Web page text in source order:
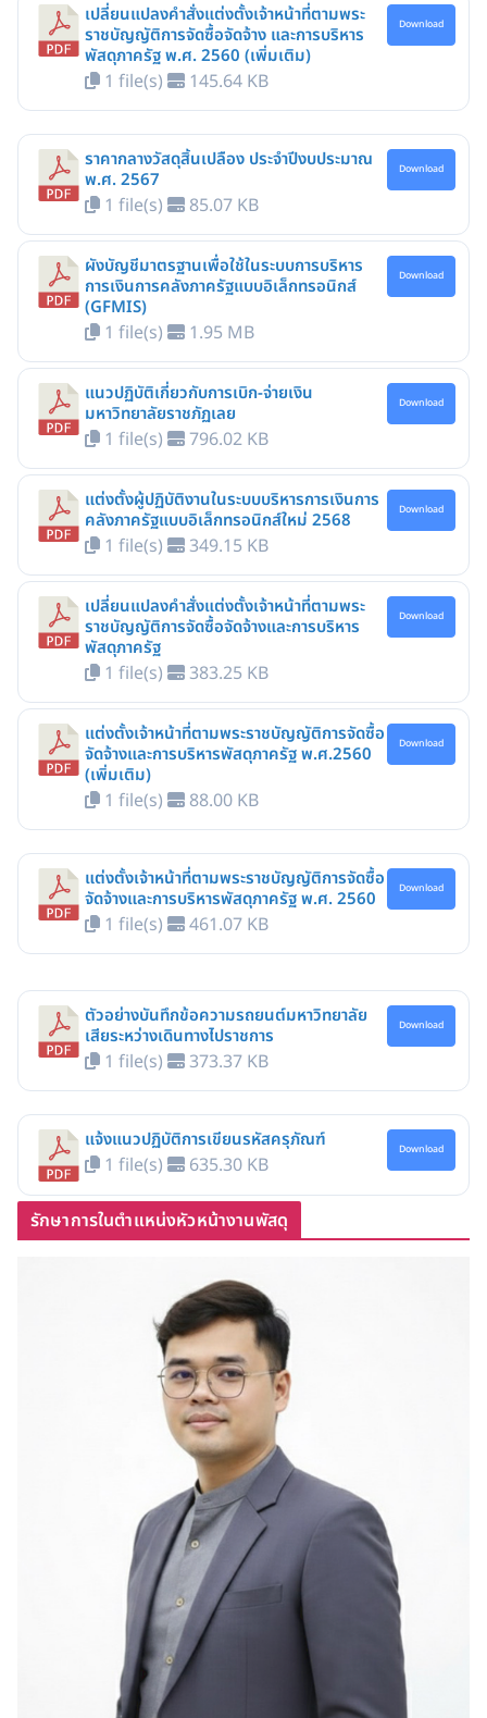
เปลี่ยนแปลงคำสั่งแต่งตั้งเจ้าหน้าที่ตามพระ
ราชบัญญัติการจัดซื้อจัดจ้าง และการบริหาร
พัสดุภาครัฐ พ.ศ. 2560 (เพิ่มเติม)
1 file(s) 145.64 KB
Download
ราคากลางวัสดุสิ้นเปลือง ประจำปีงบประมาณ
พ.ศ. 2567
1 file(s) 85.07 KB
Download
ผังบัญชีมาตรฐานเพื่อใช้ในระบบการบริหาร
การเงินการคลังภาครัฐแบบอิเล็กทรอนิกส์
(GFMIS)
1 file(s) 1.95 MB
Download
แนวปฏิบัติเกี่ยวกับการเบิก-จ่ายเงิน
มหาวิทยาลัยราชภัฏเลย
1 file(s) 796.02 KB
Download
แต่งตั้งผู้ปฏิบัติงานในระบบบริหารการเงินการ
คลังภาครัฐแบบอิเล็กทรอนิกส์ใหม่ 2568
1 file(s) 349.15 KB
Download
เปลี่ยนแปลงคำสั่งแต่งตั้งเจ้าหน้าที่ตามพระ
ราชบัญญัติการจัดซื้อจัดจ้างและการบริหาร
พัสดุภาครัฐ
1 file(s) 383.25 KB
Download
แต่งตั้งเจ้าหน้าที่ตามพระราชบัญญัติการจัดซื้อ
จัดจ้างและการบริหารพัสดุภาครัฐ พ.ศ.2560
(เพิ่มเติม)
1 file(s) 88.00 KB
Download
แต่งตั้งเจ้าหน้าที่ตามพระราชบัญญัติการจัดซื้อ
จัดจ้างและการบริหารพัสดุภาครัฐ พ.ศ. 2560
1 file(s) 461.07 KB
Download
ตัวอย่างบันทึกข้อความรถยนต์มหาวิทยาลัย
เสียระหว่างเดินทางไปราชการ
1 file(s) 373.37 KB
Download
แจ้งแนวปฏิบัติการเขียนรหัสครุภัณฑ์
1 file(s) 635.30 KB
Download
รักษาการในตำแหน่งหัวหน้างานพัสดุ